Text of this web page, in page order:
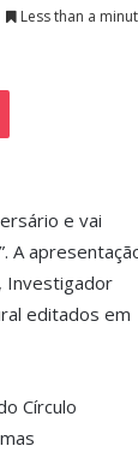
Less than a
e vai
A
Investigador
editados em
Círculo